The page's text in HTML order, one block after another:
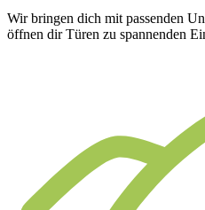
Wir bringen dich mit passenden
öffnen dir Türen zu spannenden